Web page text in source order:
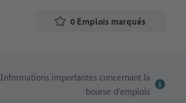
0Emplois marqués
Informations importantes concernant la
bourse d'emplois